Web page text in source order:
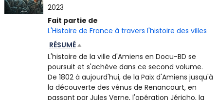
2023
Fait partie de
L'Histoire de France à travers l'histoire des villes
RÉSUMÉ
L'histoire de la ville d'Amiens en Docu-BD se
poursuit et s'achève dans ce second volume.
De 1802 à aujourd'hui, de la Paix d'Amiens jusqu'à
la découverte des vénus de Renancourt, en
passant par Jules Verne, l'opération Jéricho, la